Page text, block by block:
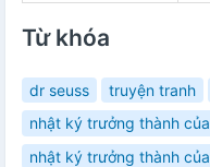
Từ khóa
dr seuss truyện tranh
nhật ký trưởng thành
nhật ký trưởng thành